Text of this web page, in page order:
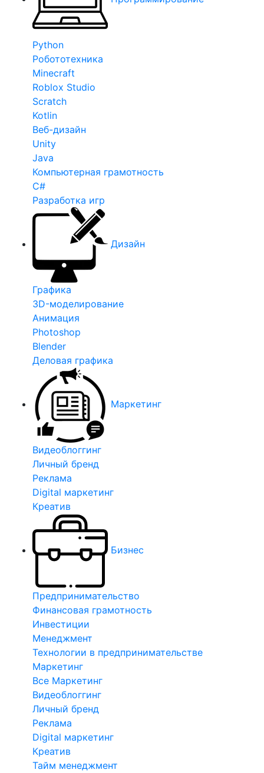
Python
Робототехника
Minecraft
Roblox Studio
Scratch
Kotlin
Веб-дизайн
Unity
Java
Компьютерная грамотность
C#
Разработка игр
Дизайн
Графика
3D-моделирование
Анимация
Photoshop
Blender
Деловая графика
Маркетинг
Видеоблоггинг
Личный бренд
Реклама
Digital маркетинг
Креатив
Бизнес
Предпринимательство
Финансовая грамотность
Инвестиции
Менеджмент
Технологии в предпринимательстве
Маркетинг
Все Маркетинг
Видеоблоггинг
Личный бренд
Реклама
Digital маркетинг
Креатив
Тайм менеджмент